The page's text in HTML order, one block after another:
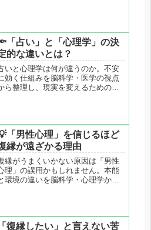
「占い」と「心理学」の決
的な違いとは？
いと心理学は何が違うのか。不安
効く仕組みを脳科学・医学の視点
ら整理し、現実を変えるための科
「男性心理」を信じるほど
縁が遠ざかる理由
縁がうまくいかない原因は「男性
理」の誤用かもしれません。本能
環境の違いを脳科学・心理学から
「復縁したい」と言えない苦